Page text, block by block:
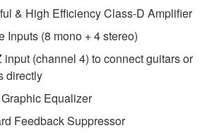
& High Efficiency Class-D Amplifier
Inputs (8 mono + 4 stereo)
input (channel 4) to connect guitars or
directly
Equalizer
Feedback Suppressor